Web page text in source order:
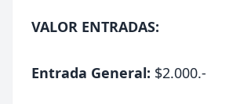
VALOR ENTRADAS:
Entrada General: $2.000.-